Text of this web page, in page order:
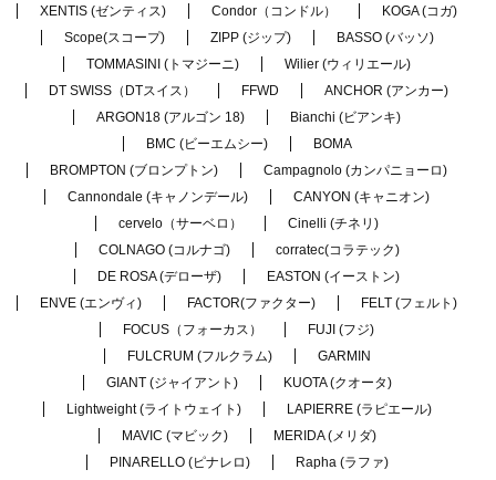
XENTIS (ゼンティス)
Condor（コンドル）
KOGA (コガ)
Scope(スコープ)
ZIPP (ジップ)
BASSO (バッソ)
TOMMASINI (トマジーニ)
Wilier (ウィリエール)
DT SWISS（DTスイス）
FFWD
ANCHOR (アンカー)
ARGON18 (アルゴン 18)
Bianchi (ビアンキ)
BMC (ビーエムシー)
BOMA
BROMPTON (ブロンプトン)
Campagnolo (カンパニョーロ)
Cannondale (キャノンデール)
CANYON (キャニオン)
cervelo（サーベロ）
Cinelli (チネリ)
COLNAGO (コルナゴ)
corratec(コラテック)
DE ROSA (デローザ)
EASTON (イーストン)
ENVE (エンヴィ)
FACTOR(ファクター)
FELT (フェルト)
FOCUS（フォーカス）
FUJI (フジ)
FULCRUM (フルクラム)
GARMIN
GIANT (ジャイアント)
KUOTA (クオータ)
Lightweight (ライトウェイト)
LAPIERRE (ラピエール)
MAVIC (マビック)
MERIDA (メリダ)
PINARELLO (ピナレロ)
Rapha (ラファ)